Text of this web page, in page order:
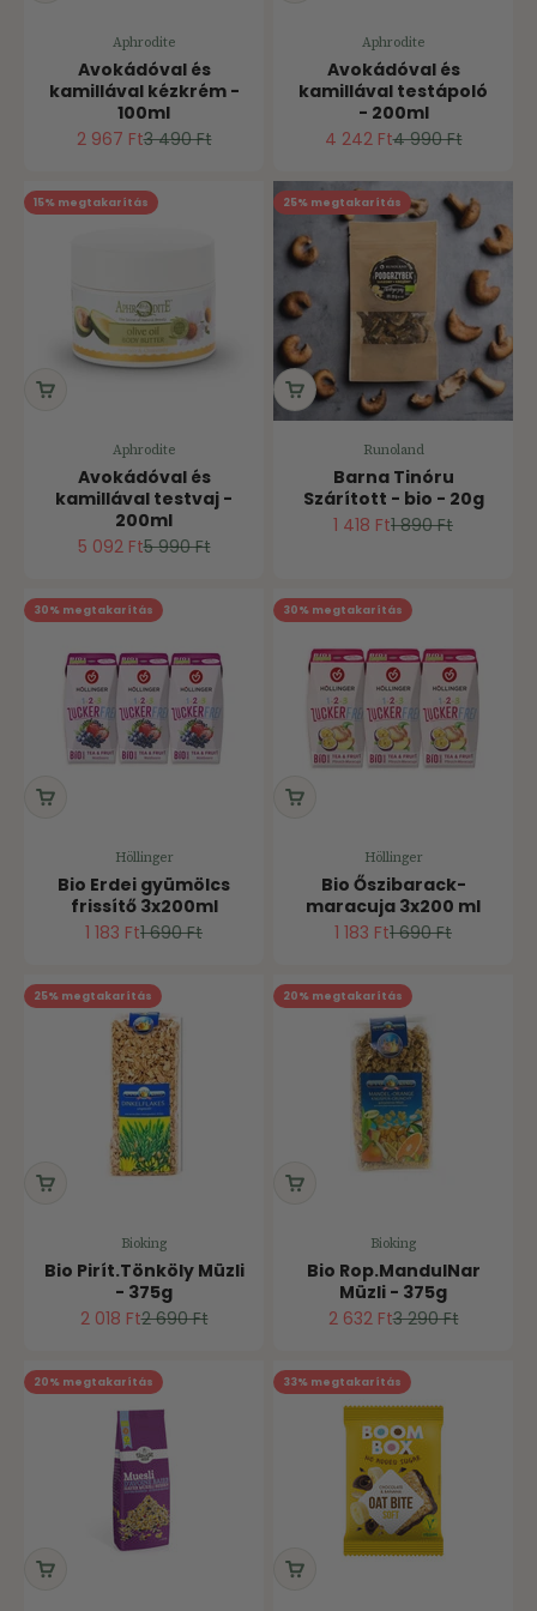
Aphrodite
Avokádóval és
kamillával kézkrém -
100ml
Ár
2 967 FtNormál ár
3 490 Ft
Aphrodite
Avokádóval és
kamillával testápoló
- 200ml
Ár
4 242 FtNormál ár
4 990 Ft
15% megtakarítás
Aphrodite
Avokádóval és
kamillával testvaj -
200ml
Ár
5 092 FtNormál ár
5 990 Ft
25% megtakarítás
Runoland
Barna Tinóru
Szárított - bio - 20g
Ár
1 418 FtNormál ár
1 890 Ft
30% megtakarítás
Höllinger
Bio Erdei gyümölcs
frissítő 3x200ml
Ár
1 183 FtNormál ár
1 690 Ft
30% megtakarítás
Höllinger
Bio Őszibarack-
maracuja 3x200 ml
Ár
1 183 FtNormál ár
1 690 Ft
25% megtakarítás
Bioking
Bio Pirít.Tönköly Müzli
- 375g
Ár
2 018 FtNormál ár
2 690 Ft
20% megtakarítás
Bioking
Bio Rop.MandulNar
Müzli - 375g
Ár
2 632 FtNormál ár
3 290 Ft
20% megtakarítás 33% megtakarítás